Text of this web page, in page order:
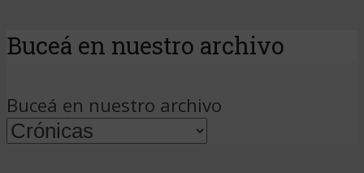
Buceá en nuestro archivo
Buceá en nuestro archivo